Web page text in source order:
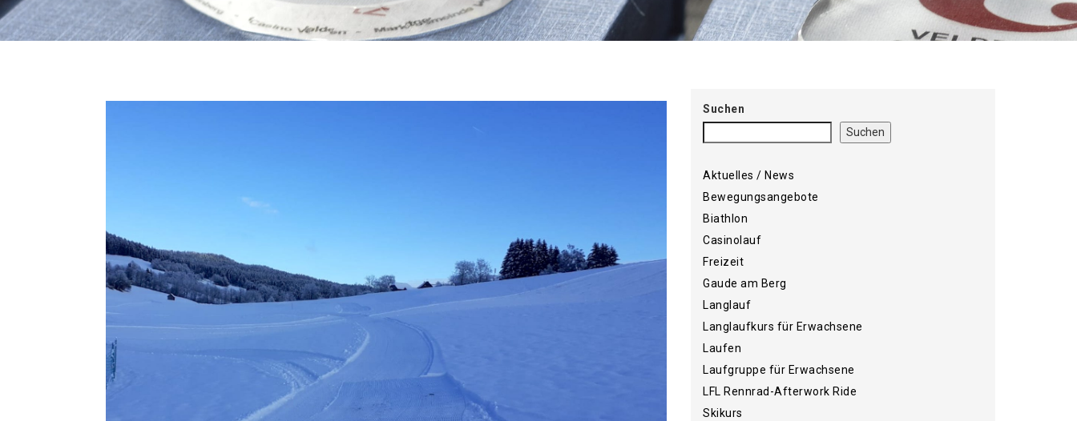
Suchen
Suchen
Aktuelles / News
Bewegungsangebote
Biathlon
Casinolauf
Freizeit
Gaude am Berg
Langlauf
Langlaufkurs für Erwachsene
Laufen
Laufgruppe für Erwachsene
LFL Rennrad-Afterwork Ride
Skikurs